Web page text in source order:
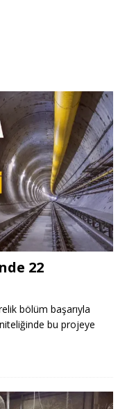
22
bölüm başarıyla
bu projeye